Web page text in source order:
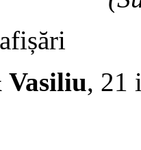
Vasiliu, 21